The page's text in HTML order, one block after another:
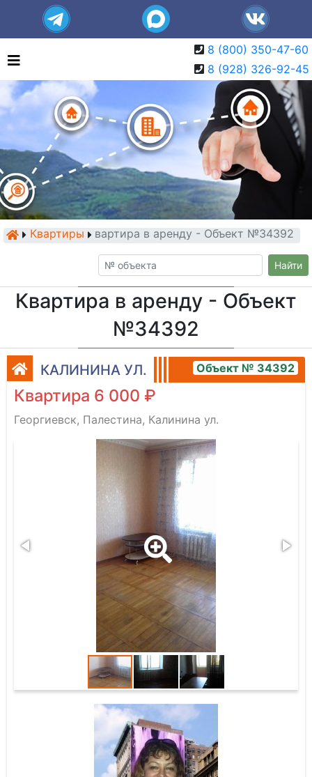
8 (800) 350-47-60
8 (928) 326-92-45
Квартиры Квартира в аренду - Объект №34392
Найти
Квартира в аренду - Объект
№34392
КАЛИНИНА УЛ. Объект № 34392
Квартира 6 000 ₽
Георгиевск, Палестина, Калинина ул.